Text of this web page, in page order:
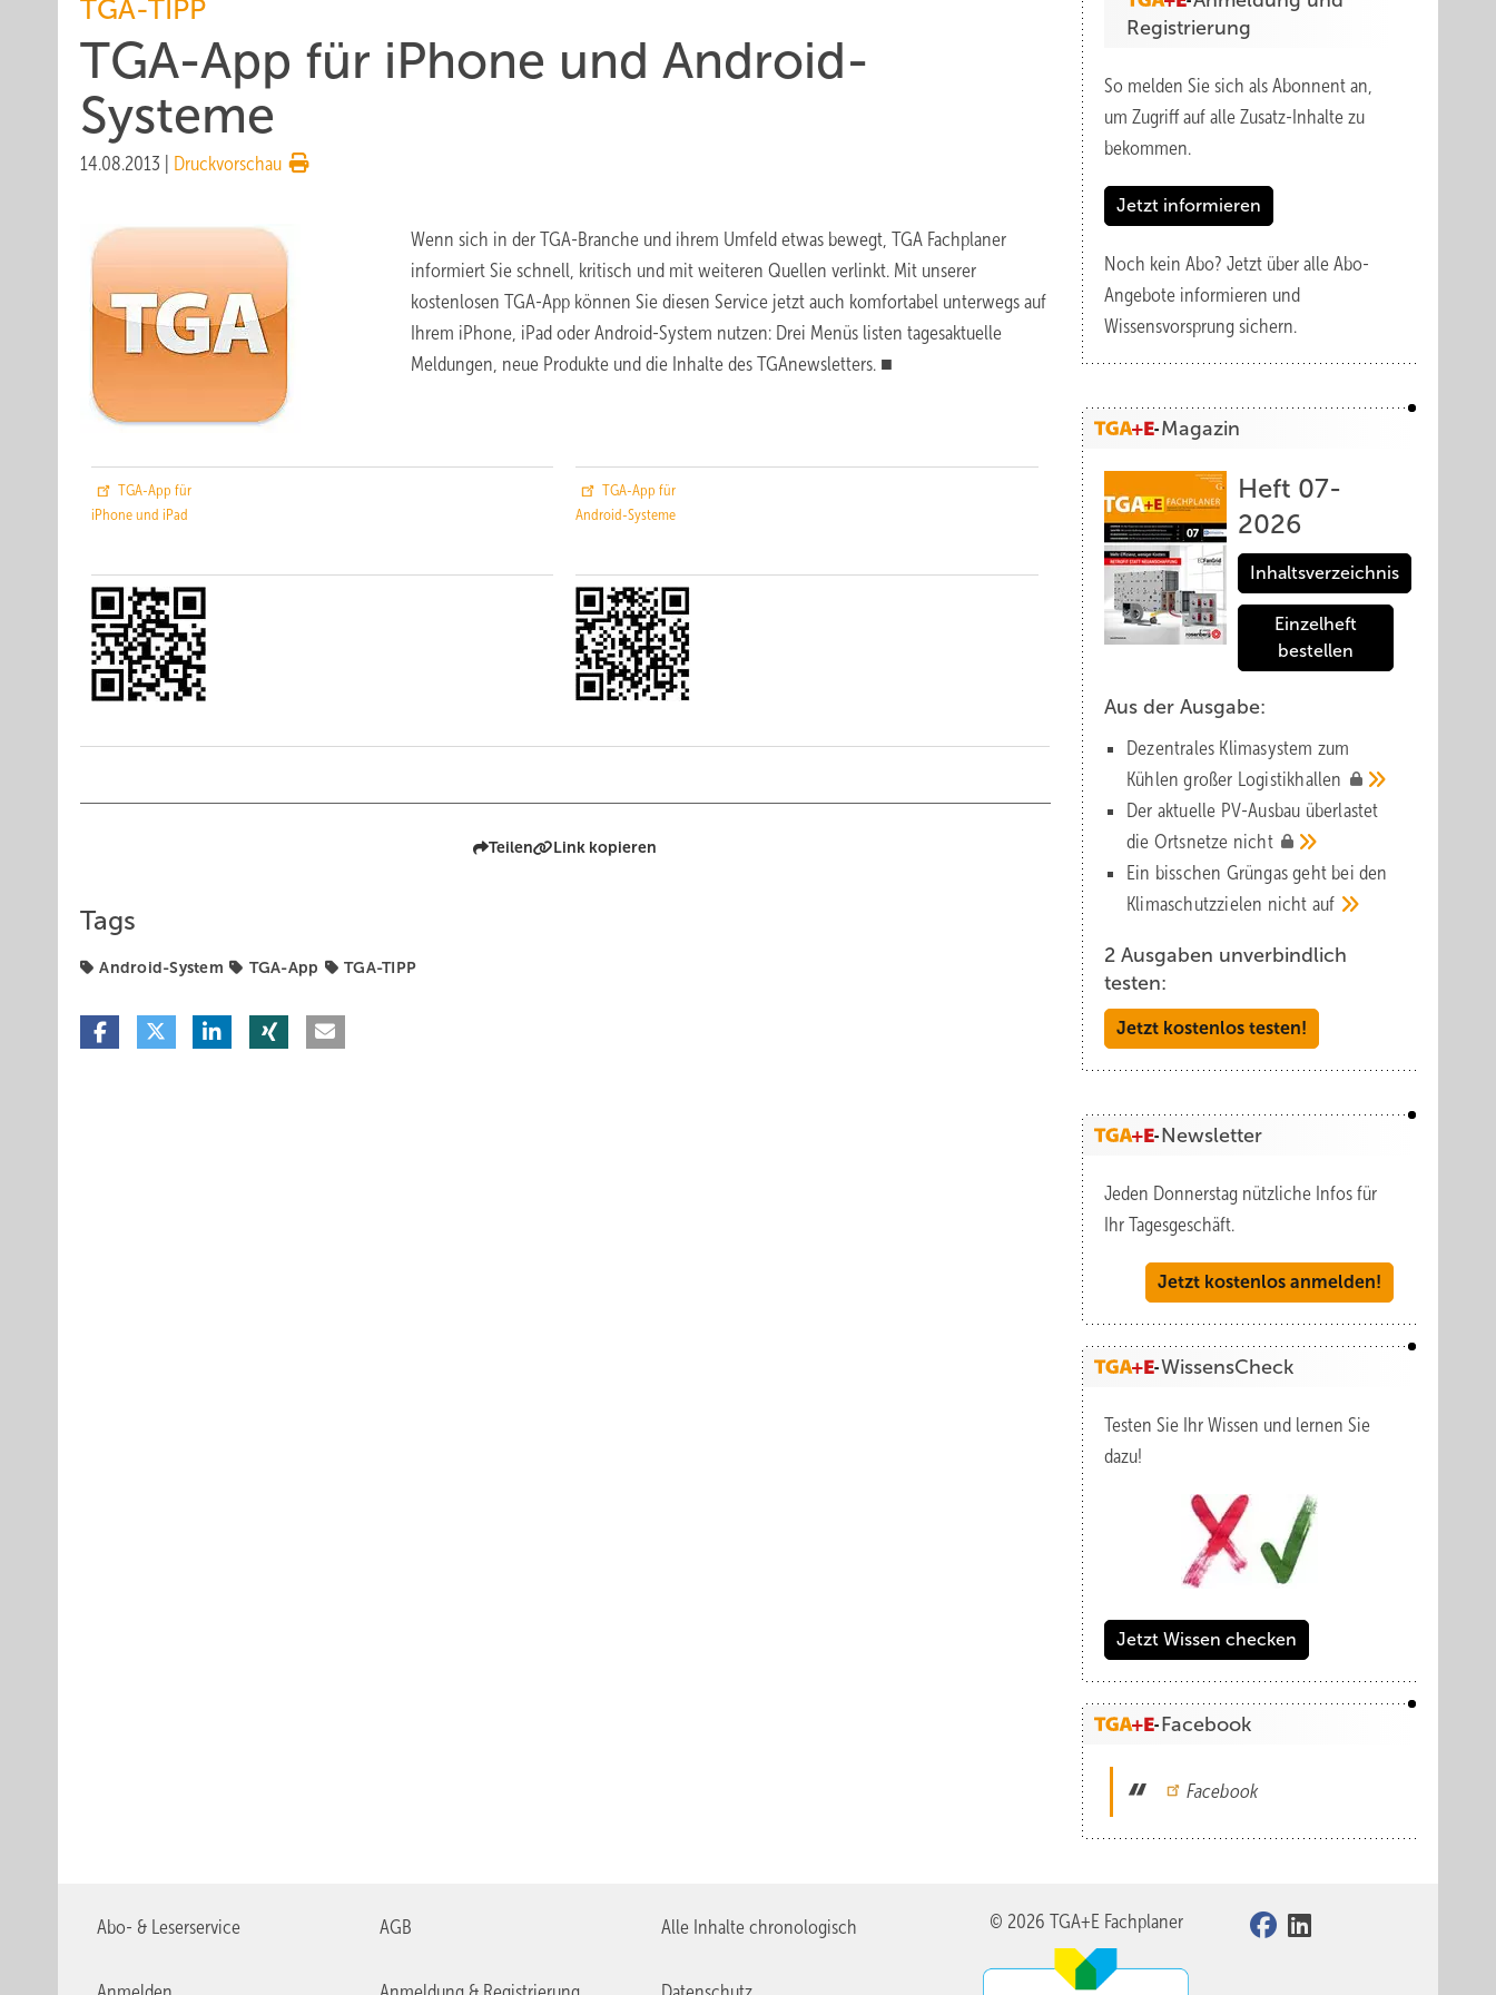
TGA-TIPP
TGA-App für iPhone und Android-
Systeme
14.08.2013 Druckvorschau
Wenn sich in der TGA-Branche und ihrem Umfeld etwas bewegt, TGA Fachplaner
informiert Sie schnell, kritisch und mit weiteren Quellen verlinkt. Mit unserer
kostenlosen TGA-App können Sie diesen Service jetzt auch komfortabel unterwegs auf
Ihrem iPhone, iPad oder Android-System nutzen: Drei Menüs listen tagesaktuelle
Meldungen, neue Produkte und die Inhalte des TGAnewsletters. ■
TGA-App für
iPhone und iPad
TGA-App für
Android-Systeme
Teilen Link kopieren
Tags
Android-System TGA-App TGA-TIPP
Registrierung
So melden Sie sich als Abonnent an,
um Zugriff auf alle Zusatz-Inhalte zu
bekommen.
Jetzt informieren
Noch kein Abo? Jetzt über alle Abo-
Angebote informieren und
Wissensvorsprung sichern.
Magazin
Heft 07-
2026
Inhaltsverzeichnis
Einzelheft
bestellen
Aus der Ausgabe:
Dezentrales Klimasystem zum
Kühlen großer Logistik­hallen
Der aktuelle PV-Ausbau über­lastet
die Orts­netze nicht
Ein bisschen Grüngas geht bei den
Klima­schutz­zielen nicht auf
2 Ausgaben unverbindlich
testen:
Jetzt kostenlos testen!
Newsletter
Jeden Donnerstag nützliche Infos für
Ihr Tagesgeschäft.
Jetzt kostenlos anmelden!
WissensCheck
Testen Sie Ihr Wissen und lernen Sie
dazu!
Jetzt Wissen checken
Facebook
Facebook
Abo- & Leserservice AGB Alle Inhalte chronologisch © 2026 TGA+E Fachplaner